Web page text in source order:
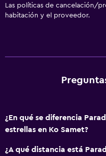
Las políticas de cancelación/
habitación y el proveedor.
¿En qué se diferencia
estrellas en Ko Samet?
¿A qué distancia está